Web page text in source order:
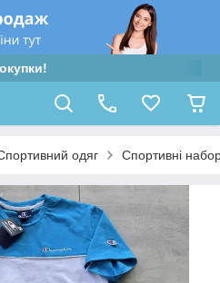
одяг Спортивні